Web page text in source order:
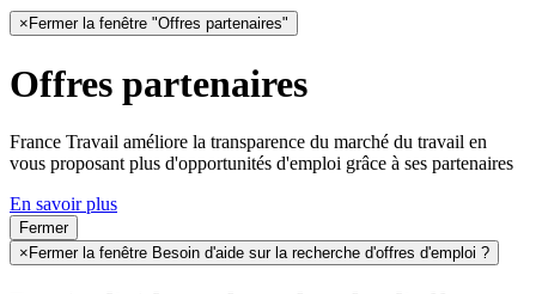
× Fermer la fenêtre "Offres partenaires"
Offres partenaires
France Travail améliore la transparence du marché du travail en
vous proposant plus d'opportunités d'emploi grâce à ses partenaires
En savoir plus
Fermer
× Fermer la fenêtre Besoin d'aide sur la recherche d'offres d'emploi ?